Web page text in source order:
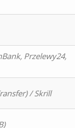
Przelewy24,
/ Skrill